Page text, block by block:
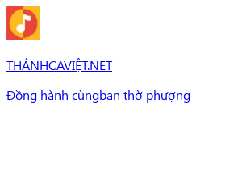
THÁNHCAVIỆT.NET
Đồng hành cùngban thờ phượng